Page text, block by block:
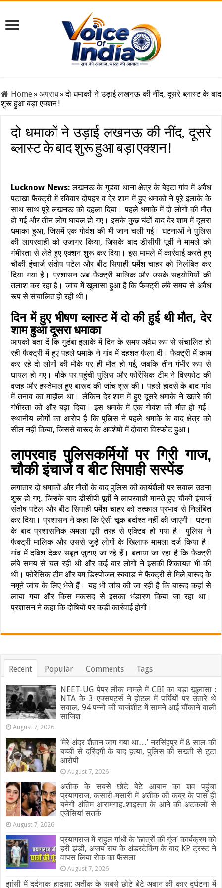
Home» अपराध» दो धमाकों ने उड़ाई लखनऊ की नींद, दूसरे ब्लास्ट के बाद
शुरू हुआ बड़ा एक्शन !
दो धमाकों ने उड़ाई लखनऊ की नींद, दूसरे
ब्लास्ट के बाद शुरू हुआ बड़ा एक्शन !
Lucknow News:लखनऊ के गुडंबा थाना क्षेत्र के बेहटा गांव में अवैध
पटाखा फैक्ट्री में रविवार दोपहर व देर शाम में हुए धमाकों ने पूरे इलाके के
साथ साथ पूरे लखनऊ को दहला दिया। पहले धमाके में दो लोगों की मौत
हो गई और तीन लोग घायल हो गए। इसके कुछ घंटों बाद देर शाम में दूसरा
धमाका हुआ, जिसमें एक गोवंश की भी जान चली गई। घटनाओं ने पुलिस
की लापरवाही को उजागर किया, जिसके बाद डीसीपी पूर्वी ने मामले को
गंभीरता से लेते हुए एक्शन शुरू कर दिया। इस मामले में कार्रवाई करते हुए
चौकी इंचार्ज संतोष पटेल और बीट सिपाही धर्मेश चाहर को निलंबित कर
दिया गया है। प्रशासन अब फैक्ट्री मालिक और उसके सहयोगियों की
तलाश कर रहा है। जांच में खुलासा हुआ है कि फैक्ट्री लंबे समय से अवैध
रूप से संचालित हो रही थी।
दिन में हुए भीषण ब्लास्ट में दो की हुई थी मौत, देर
शाम हुआ दूसरा धमाका
आपको बता दें कि गुडंबा इलाके में दिन के समय अवैध रूप से संचालित हो
रही फैक्ट्री में हुए पहले धमाके ने गांव में दहशत फैला दी। फैक्ट्री में काम
कर रहे दो लोगों की मौके पर ही मौत हो गई, जबकि तीन गंभीर रूप से
घायल हो गए। मौके पर पहुंची पुलिस और फोरेंसिक टीम ने विस्फोट की
वजह और इस्तेमाल हुए बारूद की जांच शुरू की। पहले हादसे के बाद गांव
में तनाव का माहौल था। लेकिन देर शाम में हुए दूसरे धमाके ने खतरे की
गंभीरता को और बढ़ा दिया। इस धमाके में एक गोवंश की मौत हो गई।
स्थानीय लोगों का आरोप है कि पुलिस ने पहले धमाके के बाद क्षेत्र को
सील नहीं किया, जिससे बारूद के अवशेषों में दोबारा विस्फोट हुआ।
लापरवाह पुलिसकर्मियों पर गिरी गाज,
चौकी इंचार्ज व बीट सिपाही सस्पेंड
लगातार दो धमाकों और मौतों के बाद पुलिस की कार्यशैली पर सवाल उठना
शुरू हो गए, जिसके बाद डीसीपी पूर्वी ने लापरवाही मानते हुए चौकी इंचार्ज
संतोष पटेल और बीट सिपाही धर्मेश चाहर को तत्काल प्रभाव से निलंबित
कर दिया। प्रशासन ने कहा कि ऐसी चूक बर्दाश्त नहीं की जाएगी। घटना
के बाद प्रशासनिक अमला पूरी तरह से एक्टिव हो गया है। पुलिस ने
फैक्ट्री मालिक और उससे जुड़े लोगों के खिलाफ मामला दर्ज किया है।
गांव में दबिश देकर सबूत जुटाए जा रहे हैं। बताया जा रहा है कि फैक्ट्री
लंबे समय से चल रही थी और कई बार लोगों ने इसकी शिकायत भी की
थी। फोरेंसिक टीम और बम डिस्पोजल स्क्वाड ने फैक्ट्री से मिले बारूद के
नमूने जांच के लिए भेजे हैं। यह भी जांच की जा रही है कि बारूद कहां से
लाया गया और किस मकसद से इसका भंडारण किया जा रहा था।
प्रशासन ने कहा कि दोषियों पर कड़ी कार्रवाई होगी।
Recent Popular Comments Tags
NEET-UG पेपर लीक मामले में CBI का बड़ा खुलासा :
NTA के 3 एक्सपर्ट्स ने होटल में पर्चियों पर उतारे थे
सवाल, 94 पन्नों की चार्जशीट में सामने आई चौंकाने वाली
साजिश
August 7, 2026
‘मेरे अंदर शैतान जाग गया था…’ नरसिंहपुर में 8 साल की
बच्ची से दरिंदगी के बाद हत्या, पुलिस की सख्ती से टूटा
आरोपी
August 7, 2026
अतीक के सबसे छोटे बेटे आबान का शव पहुंचा
प्रयागराज, कसारी-मसारी में अतीक की कब्र के पास ही
बनेगी अंतिम आरामगाह..शाइस्ता के आने की अटकलों से
एजेंसियां सतर्क
August 7, 2026
प्रयागराज में राहुल गांधी के ‘छात्रों की गूंज’ कार्यक्रम को
हरी झंडी, अजय राय के अंडरटेकिंग के बाद KP ट्रस्ट ने
वापस लिया रोक का फैसला
August 7, 2026
झांसी में दर्दनाक हादसा: अतीक के सबसे छोटे बेटे अबान की कार दुर्घटना में